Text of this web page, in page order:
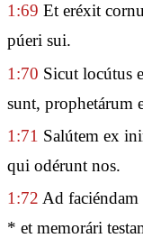
1:69 Et eréxit
púeri sui.
1:70 Sicut locútus
sunt, prophetárum
1:71 Salútem ex
qui odérunt nos.
1:72 Ad
* et memorári